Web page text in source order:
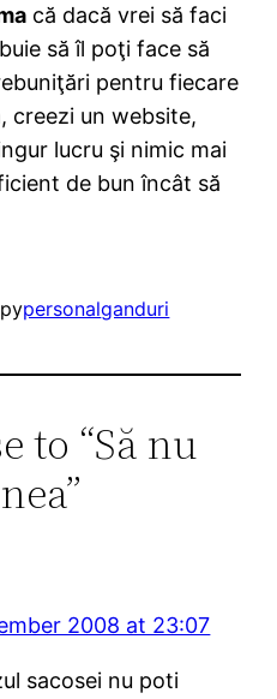
că dacă vrei să faci
să îl poţi face să
pentru fiecare
creezi un website,
lucru şi nimic mai
de bun încât să
personalganduri
to “Să nu
2008 at 23:07
sacosei nu poti